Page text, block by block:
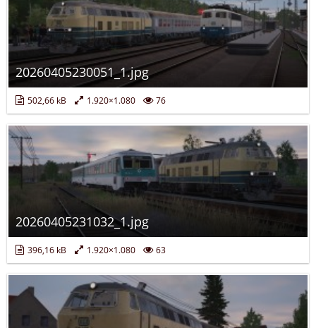
20260405230051_1.jpg
502,66 kB 1.920×1.080 76
20260405231032_1.jpg
396,16 kB 1.920×1.080 63